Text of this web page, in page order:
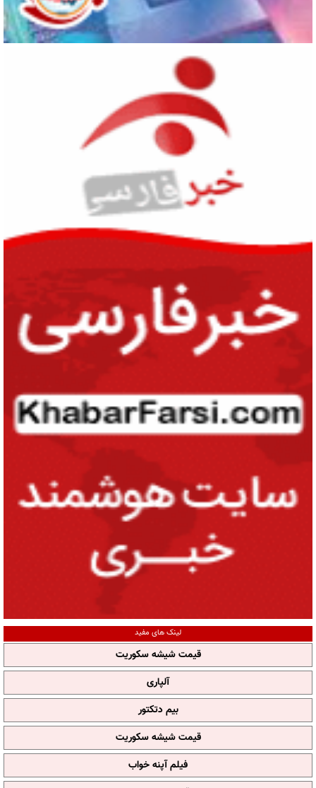
لینک های مفید
قیمت شیشه سکوریت
آلپاری
بیم دتکتور
قیمت شیشه سکوریت
فیلم آپنه خواب